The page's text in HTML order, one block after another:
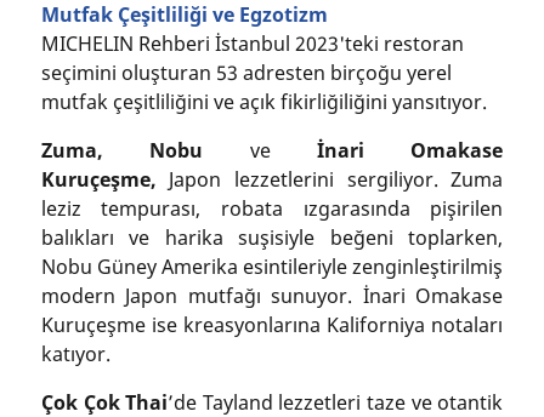
Mutfak Çeşitliliği ve Egzotizm
MICHELIN Rehberi İstanbul 2023'teki restoran
seçimini oluşturan 53 adresten birçoğu yerel
mutfak çeşitliliğini ve açık fikirliğiliğini yansıtıyor.
Zuma, Nobu veİnari Omakase
Kuruçeşme, Japon lezzetlerini sergiliyor. Zuma
leziz tempurası, robata ızgarasında pişirilen
balıkları ve harika suşisiyle beğeni toplarken,
Nobu Güney Amerika esintileriyle zenginleştirilmiş
modern Japon mutfağı sunuyor. İnari Omakase
Kuruçeşme ise kreasyonlarına Kaliforniya notaları
katıyor.
Çok Çok Thai’de Tayland lezzetleri taze ve otantik